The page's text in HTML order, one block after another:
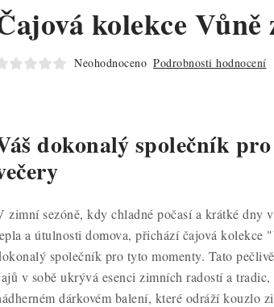
kolekce Vůně
Neohodnoceno Podrobnosti hodnocení
dokonalý společník
zimní sezóně, kdy chladné počasí a krátké dny
a útulnosti domova, přichází čajová kolekce
společník pro tyto momenty. Tato
v sobě ukrývá esenci zimních radostí a tradic,
dárkovém balení, které odráží kouzlo